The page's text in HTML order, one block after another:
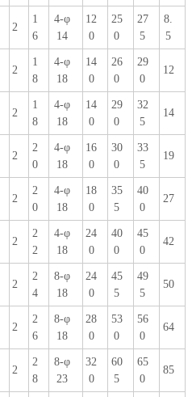
2
1
6
4-φ
14
12
0
25
0
27
5
8.
5
2
1
8
4-φ
18
14
0
26
0
29
0
12
2
1
8
4-φ
18
14
0
29
0
32
5
14
2
2
0
4-φ
18
16
0
30
0
33
5
19
2
2
0
4-φ
18
18
0
35
5
40
0
27
2
2
2
4-φ
18
24
0
40
0
45
0
42
2
2
4
8-φ
18
24
0
45
5
49
5
50
2
2
6
8-φ
18
28
0
53
0
56
0
64
2
2
8
8-φ
23
32
0
60
5
65
0
85